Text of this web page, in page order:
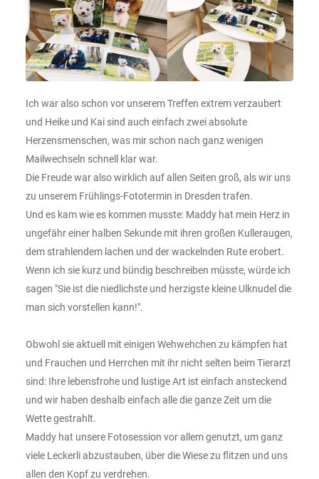
Ich war also schon vor unserem Treffen extrem verzaubert
und Heike und Kai sind auch einfach zwei absolute
Herzensmenschen, was mir schon nach ganz wenigen
Mailwechseln schnell klar war.
Die Freude war also wirklich auf allen Seiten groß, als wir uns
zu unserem Frühlings-Fototermin in Dresden trafen.
Und es kam wie es kommen musste: Maddy hat mein Herz in
ungefähr einer halben Sekunde mit ihren großen Kulleraugen,
dem strahlendem lachen und der wackelnden Rute erobert.
Wenn ich sie kurz und bündig beschreiben müsste, würde ich
sagen "Sie ist die niedlichste und herzigste kleine Ulknudel die
man sich vorstellen kann!".
Obwohl sie aktuell mit einigen Wehwehchen zu kämpfen hat
und Frauchen und Herrchen mit ihr nicht selten beim Tierarzt
sind: Ihre lebensfrohe und lustige Art ist einfach ansteckend
und wir haben deshalb einfach alle die ganze Zeit um die
Wette gestrahlt.
Maddy hat unsere Fotosession vor allem genutzt, um ganz
viele Leckerli abzustauben, über die Wiese zu flitzen und uns
allen den Kopf zu verdrehen.